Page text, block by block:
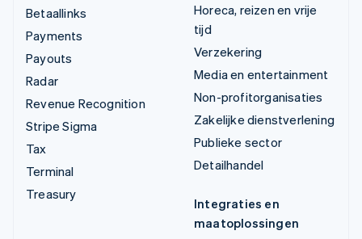
Betaallinks
Payments
Payouts
Radar
Revenue Recognition
Stripe Sigma
Tax
Terminal
Treasury
Horeca, reizen en vrije
tijd
Verzekering
Media en entertainment
Non-profitorganisaties
Zakelijke dienstverlening
Publieke sector
Detailhandel
Integraties en
maatoplossingen